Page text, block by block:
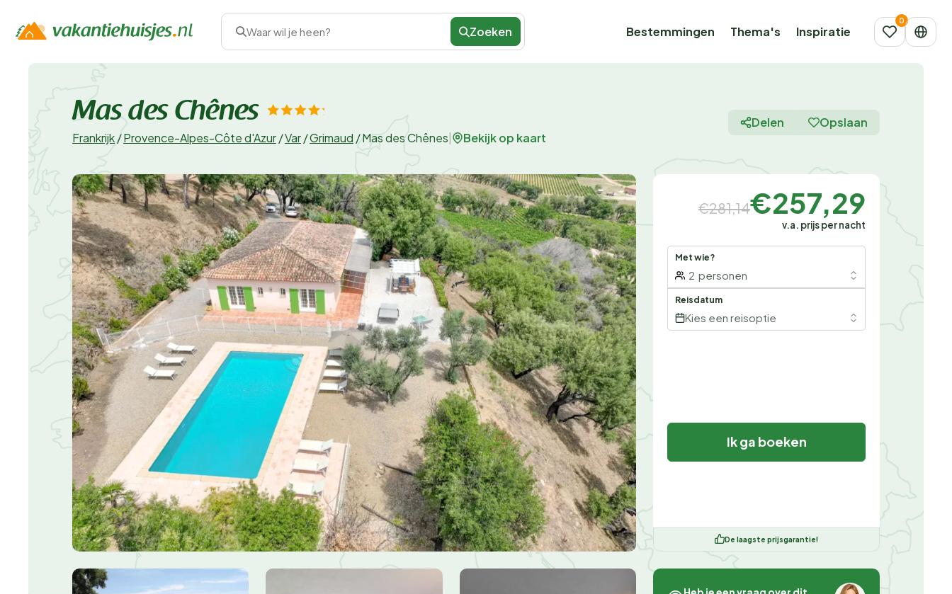
Waar wil je heen? Zoeken Bestemmingen Thema's Inspiratie
Mas des Chênes
Frankrijk/Provence-Alpes-Côte d'Azur/Var/Grimaud /Mas des Chênes Bekijk op kaart
Delen Opslaan
€281,14€257,29
v.a. prijs per nacht
Met wie?
2 personen
Reisdatum
Kies een reisoptie
Ik ga boeken
De laagste prijsgarantie!